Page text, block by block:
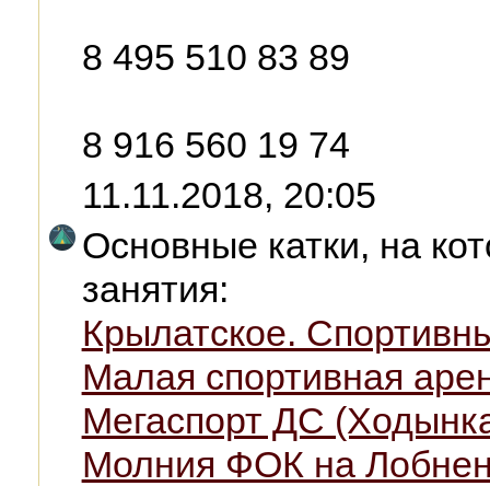
8 495 510 83 89
8 916 560 19 74
11.11.2018, 20:05
Основные катки, на
занятия:
Крылатское.
Малая спортивная
Мегаспорт ДС
Молния ФОК на